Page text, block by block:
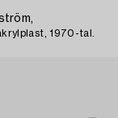
1970-tal.